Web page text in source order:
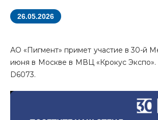
26.05.2026
АО «Пигмент» примет участие в 30-й
июня в Москве в МВЦ «Крокус Экспо».
D6073.